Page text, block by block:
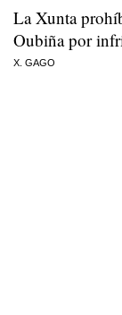
La Xunta
Oubiña por
X. GAGO